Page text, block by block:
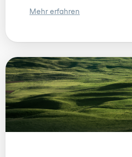
Mehr erfahren